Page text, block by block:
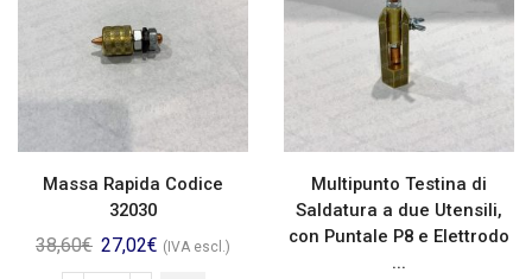
Massa Rapida Codice
32030
38,60€ 27,02€ (IVA escl.)
Multipunto Testina di
Saldatura a due Utensili,
con Puntale P8 e Elettrodo
...